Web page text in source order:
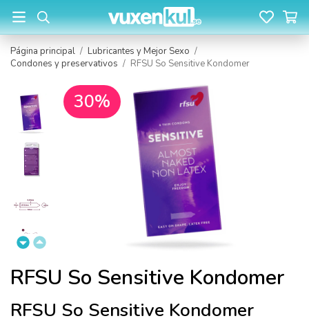
Página principal / Lubricantes y Mejor Sexo /
Condones y preservativos / RFSU So Sensitive Kondomer
30%
RFSU So Sensitive Kondomer
RFSU So Sensitive Kondomer